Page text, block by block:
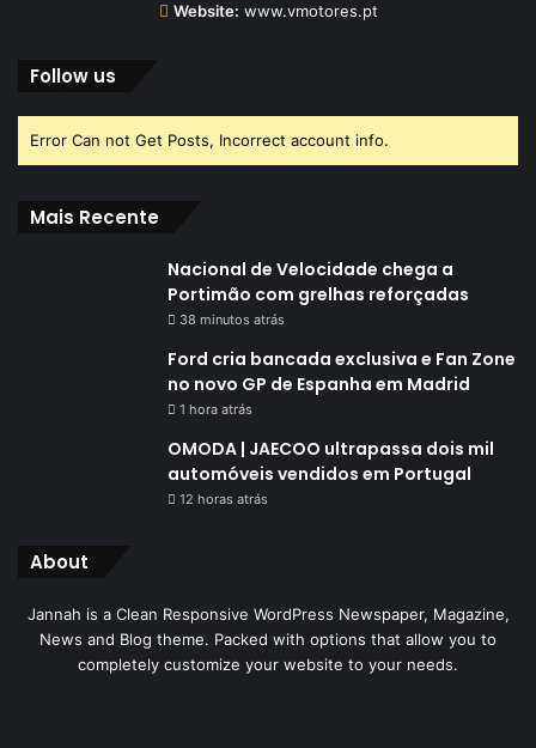
Website: www.vmotores.pt
Follow us
Error Can not Get Posts, Incorrect account info.
Mais Recente
Nacional de Velocidade chega a
Portimão com grelhas reforçadas
38 minutos atrás
Ford cria bancada exclusiva e Fan Zone
no novo GP de Espanha em Madrid
1 hora atrás
OMODA | JAECOO ultrapassa dois mil
automóveis vendidos em Portugal
12 horas atrás
About
Jannah is a Clean Responsive WordPress Newspaper, Magazine,
News and Blog theme. Packed with options that allow you to
completely customize your website to your needs.